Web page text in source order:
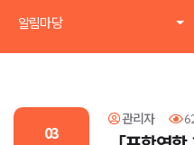
알림마당
03
관리자